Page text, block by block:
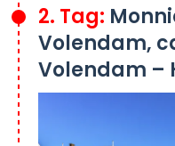
2. Tag:
Volendam,
Volendam –